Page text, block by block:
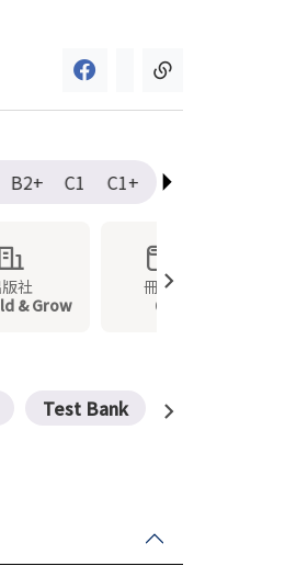
B2+ C1 C1+ C2
社
& Grow
冊數
6
Test Bank